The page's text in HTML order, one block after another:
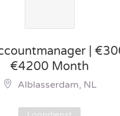
|
€4200 Month
Alblasserdam, NL